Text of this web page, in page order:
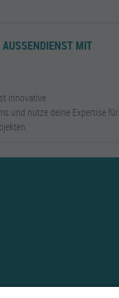
MIT V
innovative
und nutze deine Expertise für